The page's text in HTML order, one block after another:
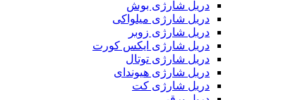
دریل شارژی بوش
دریل شارژی میلواکی
دریل شارژی زوبر
دریل شارژی ایکس کورت
دریل شارژی توتال
دریل شارژی هیوندای
دریل شارژی کت